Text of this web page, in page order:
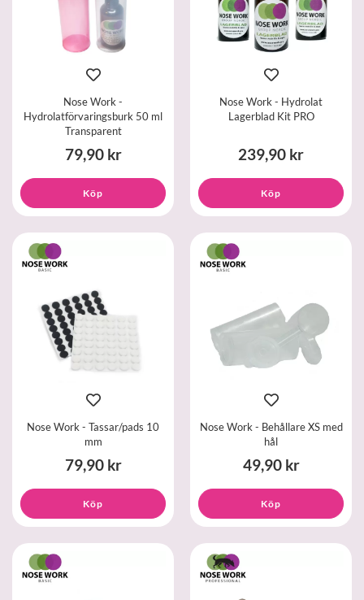
Nose Work -
Hydrolatförvaringsburk 50 ml
Transparent
79,90 kr
Köp
Nose Work - Hydrolat
Lagerblad Kit PRO
239,90 kr
Köp
Nose Work - Tassar/pads 10
mm
79,90 kr
Köp
Nose Work - Behållare XS med
hål
49,90 kr
Köp